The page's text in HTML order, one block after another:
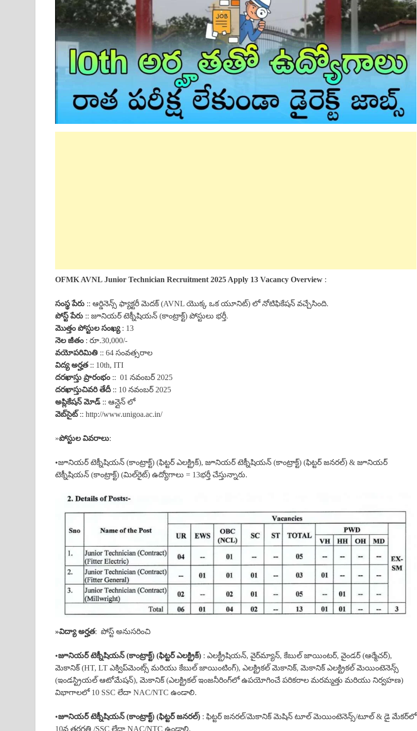
OFMK AVNL Junior Technician Recruitment 2025 Apply 13 Vacancy Overview :
సంస్థ పేరు :: ఆర్డినెన్స్ ఫ్యాక్టరీ మెదక్ (AVNL యొక్క ఒక యూనిట్) లో నోటిఫికేషన్ వచ్చేసింది.
పోస్ట్ పేరు :: జూనియర్ టెక్నీషియన్ (కాంట్రాక్ట్) పోస్టులు భర్తీ.
మొత్తం పోస్టుల సంఖ్య: 13
నెల జీతం : రూ.30,000/-
వయోపరిమితి :: 64 సంవత్సరాల
విద్య అర్హత:: 10th, ITI
దరఖాస్తు ప్రారంభం:: 01 నవంబర్ 2025
దరఖాస్తుచివరి తేదీ:: 10 నవంబర్ 2025
అప్లికేషన్ మోడ్ :: ఆన్లైన్ లో
వెబ్‌సైట్:: http://www.unigoa.ac.in/
»పోస్టుల వివరాలు:
•జూనియర్ టెక్నీషియన్ (కాంట్రాక్ట్) (ఫిట్టర్ ఎలక్ట్రిక్), జూనియర్ టెక్నీషియన్ (కాంట్రాక్ట్) (ఫిట్టర్ జనరల్) & జూనియర్
టెక్నీషియన్ (కాంట్రాక్ట్) (మిల్‌రైట్) ఉద్యోగాలు = 13భర్తీ చేస్తున్నారు.
»విద్యా అర్హత: పోస్ట్ అనుసరించి
•జూనియర్ టెక్నీషియన్ (కాంట్రాక్ట్) (ఫిట్టర్ ఎలక్ట్రిక్) : ఎలక్ట్రీషియన్, వైర్‌మ్యాన్, కేబుల్ జాయింటర్, వైండర్ (ఆర్మేచర్),
మెకానిక్ (HT, LT ఎక్విప్‌మెంట్స్ మరియు కేబుల్ జాయింటింగ్), ఎలక్ట్రికల్ మెకానిక్, మెకానిక్ ఎలక్ట్రికల్ మెయింటెనెన్స్
(ఇండస్ట్రియల్ ఆటోమేషన్), మెకానిక్ (ఎలక్ట్రికల్ ఇంజనీరింగ్‌లో ఉపయోగించే పరికరాల మరమ్మత్తు మరియు నిర్వహణ)
విభాగాలలో 10 SSC లేదా NAC/NTC ఉండాలి.
•జూనియర్ టెక్నీషియన్ (కాంట్రాక్ట్) (ఫిట్టర్ జనరల్) : ఫిట్టర్ జనరల్/మెకానిక్ మెషిన్ టూల్ మెయింటెనెన్స్/టూల్ & డై మేకర్‌లో
10వ తరగతి /SSC లేదా NAC/NTC ఉండాలి.